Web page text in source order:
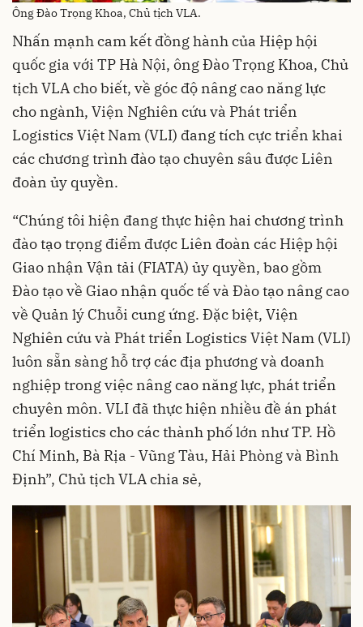
Ông Đào Trọng Khoa, Chủ tịch VLA.
Nhấn mạnh cam kết đồng hành của Hiệp hội
quốc gia với TP Hà Nội, ông Đào Trọng Khoa, Chủ
tịch VLA cho biết, về góc độ nâng cao năng lực
cho ngành, Viện Nghiên cứu và Phát triển
Logistics Việt Nam (VLI) đang tích cực triển khai
các chương trình đào tạo chuyên sâu được Liên
đoàn ủy quyền.
“Chúng tôi hiện đang thực hiện hai chương trình
đào tạo trọng điểm được Liên đoàn các Hiệp hội
Giao nhận Vận tải (FIATA) ủy quyền, bao gồm
Đào tạo về Giao nhận quốc tế và Đào tạo nâng cao
về Quản lý Chuỗi cung ứng. Đặc biệt, Viện
Nghiên cứu và Phát triển Logistics Việt Nam (VLI)
luôn sẵn sàng hỗ trợ các địa phương và doanh
nghiệp trong việc nâng cao năng lực, phát triển
chuyên môn. VLI đã thực hiện nhiều đề án phát
triển logistics cho các thành phố lớn như TP. Hồ
Chí Minh, Bà Rịa - Vũng Tàu, Hải Phòng và Bình
Định”, Chủ tịch VLA chia sẻ,